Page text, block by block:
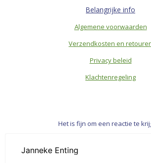
Belangrijke info
Algemene voorwaarden
Verzendkosten en
Privacy beleid
Klachtenregeling
Het is fijn om een reactie te